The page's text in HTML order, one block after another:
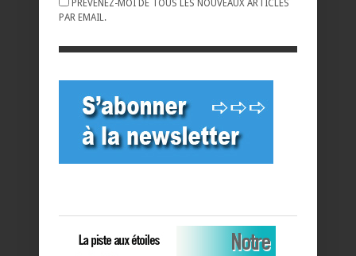
PRÉVENEZ-MOI DE TOUS LES NOUVEAUX ARTICLES
PAR EMAIL.